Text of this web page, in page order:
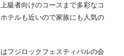
級者向けのコースまで多彩なコ
テルも近いので家族にも人気の
フジロックフェスティバルの会